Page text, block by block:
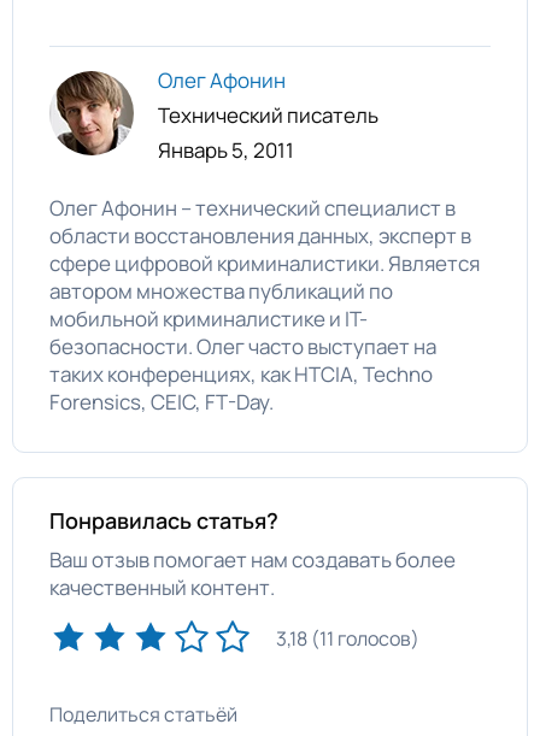
Олег Афонин
Технический писатель
Январь 5, 2011
Олег Афонин – технический специалист в
области восстановления данных, эксперт в
сфере цифровой криминалистики. Является
автором множества публикаций по
мобильной криминалистике и IT-
безопасности. Олег часто выступает на
таких конференциях, как HTCIA, Techno
Forensics, CEIC, FT-Day.
Понравилась статья?
Ваш отзыв помогает нам создавать более
качественный контент.
3,18 (11 голосов)
Поделиться статьёй